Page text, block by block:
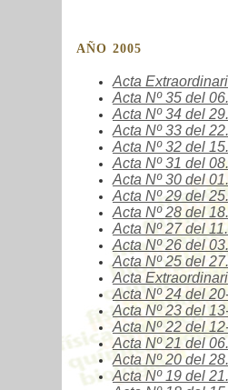
AÑO 2005
Acta
Acta Nº35 del
Acta Nº34 del
Acta Nº33 del
Acta Nº32 del
Acta Nº31 del
Acta Nº30 del
Acta Nº29del
Acta Nº28del
Acta Nº27del
Acta Nº26 del
Acta Nº25 del
Acta
Acta Nº24del
Acta Nº23del
Acta Nº22 del
Acta Nº21 del
Acta Nº20del
Acta Nº19 del